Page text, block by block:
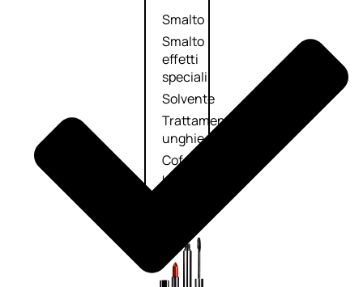
Smalto
Smalto
effetti
speciali
Solvente
Trattamenti
unghie
Cofanetti
unghie